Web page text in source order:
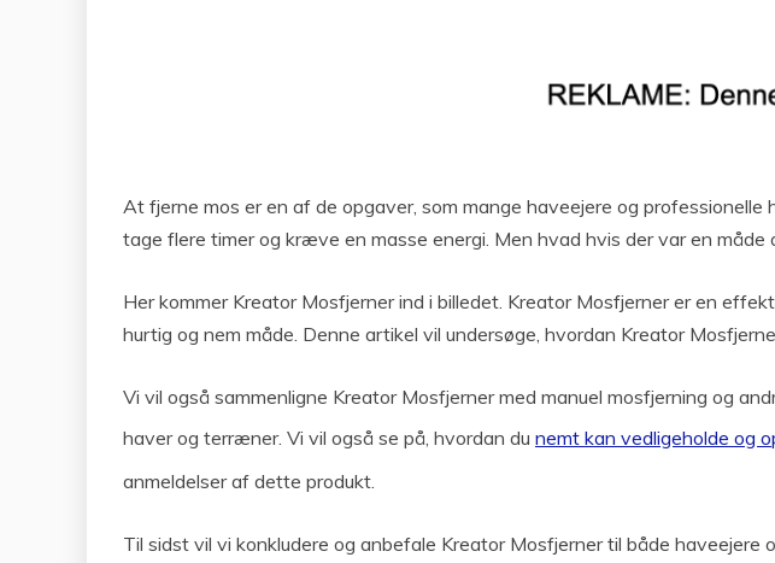
At fjerne mos er en af de opgaver, som mange haveejere og
tage flere timer og kræve en masse energi. Men hvad hvis der var en
Her kommer Kreator Mosfjerner ind i billedet. Kreator Mosfjerner er en
hurtig og nem måde. Denne artikel vil undersøge, hvordan Kreator
Vi vil også sammenligne Kreator Mosfjerner med manuel mosfjerning og
haver og terræner. Vi vil også se på, hvordan du nemt kan vedligeholde og
anmeldelser af dette produkt.
Til sidst vil vi konkludere og anbefale Kreator Mosfjerner til både